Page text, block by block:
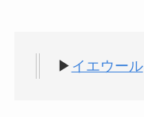
▶ イエウール